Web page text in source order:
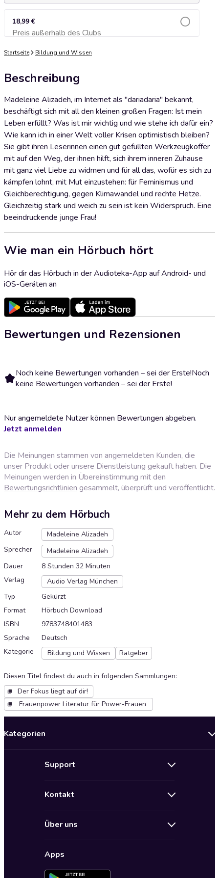
18,99 €
Preis außerhalb des ClubsZum Warenkorb hinzufügen
Startseite Bildung und Wissen
Beschreibung
Madeleine Alizadeh, im Internet als "dariadaria" bekannt,
beschäftigt sich mit all den kleinen großen Fragen: Ist mein
Leben erfüllt? Was ist mir wichtig und wie stehe ich dafür ein?
Wie kann ich in einer Welt voller Krisen optimistisch bleiben?
Sie gibt ihren Leserinnen einen gut gefüllten Werkzeugkoffer
mit auf den Weg, der ihnen hilft, sich ihrem inneren Zuhause
mit ganz viel Liebe zu widmen und für all das, wofür es sich zu
kämpfen lohnt, mit Mut einzustehen: für Feminismus und
Gleichberechtigung, gegen Klimawandel und rechte Hetze.
Gleichzeitig stark und weich zu sein ist kein Widerspruch. Eine
beeindruckende junge Frau!
Wie man ein Hörbuch hört
Hör dir das Hörbuch in der Audioteka-App auf Android- und
iOS-Geräten an
Bewertungen und Rezensionen
Noch keine Bewertungen vorhanden – sei der Erste!Noch
keine Bewertungen vorhanden – sei der Erste!
Nur angemeldete Nutzer können Bewertungen abgeben.
Jetzt anmelden
Die Meinungen stammen von angemeldeten Kunden, die
unser Produkt oder unsere Dienstleistung gekauft haben. Die
Meinungen werden in Übereinstimmung mit den
Bewertungsrichtlinien gesammelt, überprüft und veröffentlicht.
Mehr zu dem Hörbuch
Autor
Madeleine Alizadeh
Sprecher
Madeleine Alizadeh
Dauer
8 Stunden 32 Minuten
Verlag
Audio Verlag München
Typ
Gekürzt
Format
Hörbuch Download
ISBN
9783748401483
Sprache
Deutsch
Kategorie
Bildung und Wissen Ratgeber
Diesen Titel findest du auch in folgenden Sammlungen:
Der Fokus liegt auf dir!
Frauenpower Literatur für Power-Frauen
Kategorien
by Audioteka
Freizeit und Leben
Support
AGB für Audioteka Abo
Datenschutzbestimmungen
Datenschutzeinstellungen
Kontakt
Über uns
Audioteka Club
Apps